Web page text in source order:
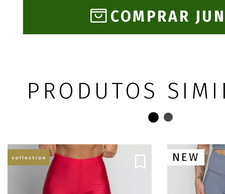
COMPRAR
PRODUTOS
NEW